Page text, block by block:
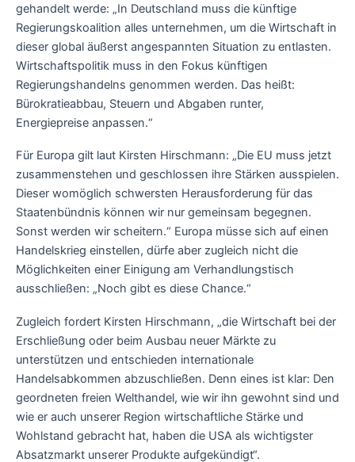
gehandelt werde: „In Deutschland muss die künftige
Regierungskoalition alles unternehmen, um die Wirtschaft in
dieser global äußerst angespannten Situation zu entlasten.
Wirtschaftspolitik muss in den Fokus künftigen
Regierungshandelns genommen werden. Das heißt:
Bürokratieabbau, Steuern und Abgaben runter,
Energiepreise anpassen.“
Für Europa gilt laut Kirsten Hirschmann: „Die EU muss jetzt
zusammenstehen und geschlossen ihre Stärken ausspielen.
Dieser womöglich schwersten Herausforderung für das
Staatenbündnis können wir nur gemeinsam begegnen.
Sonst werden wir scheitern.“ Europa müsse sich auf einen
Handelskrieg einstellen, dürfe aber zugleich nicht die
Möglichkeiten einer Einigung am Verhandlungstisch
ausschließen: „Noch gibt es diese Chance.“
Zugleich fordert Kirsten Hirschmann, „die Wirtschaft bei der
Erschließung oder beim Ausbau neuer Märkte zu
unterstützen und entschieden internationale
Handelsabkommen abzuschließen. Denn eines ist klar: Den
geordneten freien Welthandel, wie wir ihn gewohnt sind und
wie er auch unserer Region wirtschaftliche Stärke und
Wohlstand gebracht hat, haben die USA als wichtigster
Absatzmarkt unserer Produkte aufgekündigt“.